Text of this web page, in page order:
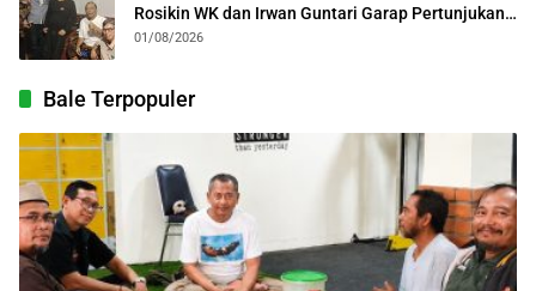
Rosikin WK dan Irwan Guntari Garap Pertunjukan
Kolosal
01/08/2026
Bale Terpopuler